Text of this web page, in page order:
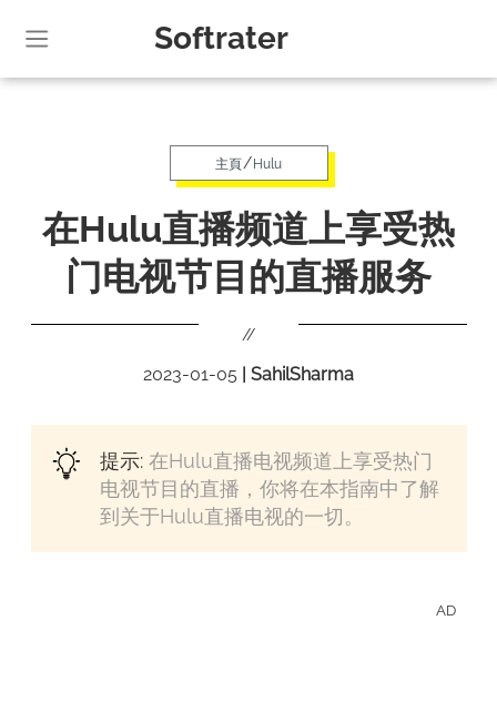
Softrater
主頁/Hulu
在Hulu直播频道上享受热
门电视节目的直播服务
//
2023-01-05 | SahilSharma
提示:在Hulu直播电视频道上享受热门
电视节目的直播，你将在本指南中了解
到关于Hulu直播电视的一切。
AD